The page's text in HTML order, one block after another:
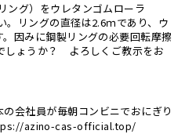
ング）をウレタンゴムローラ
。リングの直径は2.6ｍであり、ウ
因みに鋼製リングの必要回転摩擦
しょうか？ よろしくご教示をお
会社員が毎朝コンビニでおにぎり
azino-cas-official.top/